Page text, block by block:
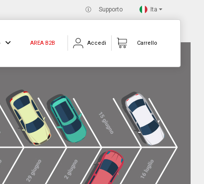
Supporto Ita
AREA B2B Accedi Carrello